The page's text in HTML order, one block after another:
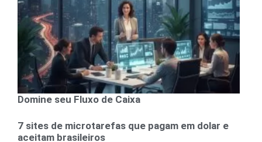
Domine seu Fluxo de Caixa
7 sites de microtarefas que pagam em dolar e
aceitam brasileiros